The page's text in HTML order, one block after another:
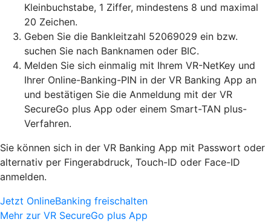
Kleinbuchstabe, 1 Ziffer, mindestens 8 und maximal
20 Zeichen.
Geben Sie die Bankleitzahl 52069029 ein bzw.
suchen Sie nach Banknamen oder BIC.
Melden Sie sich einmalig mit Ihrem VR-NetKey und
Ihrer Online-Banking-PIN in der VR Banking App an
und bestätigen Sie die Anmeldung mit der VR
SecureGo plus App oder einem Smart-TAN plus-
Verfahren.
Sie können sich in der VR Banking App mit Passwort oder
alternativ per Fingerabdruck, Touch-ID oder Face-ID
anmelden.
Jetzt OnlineBanking freischalten
Mehr zur VR SecureGo plus App